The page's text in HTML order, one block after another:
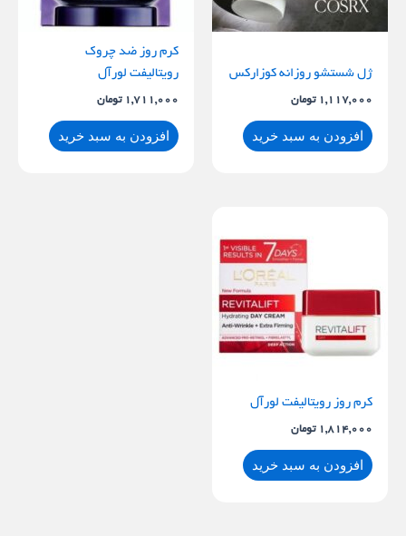
ژل شستشو روزانه کوزارکس
1,117,000 تومان
افزودن به سبد خرید
کرم روز ضد چروک
رویتالیفت لورآل
1,711,000 تومان
افزودن به سبد خرید
کرم روز رویتالیفت لورآل
1,814,000 تومان
افزودن به سبد خرید